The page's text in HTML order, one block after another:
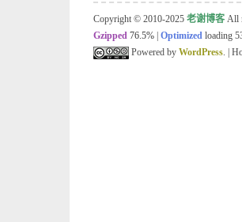
Copyright © 2010-2025 老谢博客 All
Gzipped 76.5% Optimized loading
Powered by WordPress. |